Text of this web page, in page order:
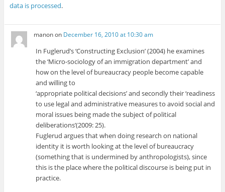
data is processed.
manonon December 16, 2010 at 10:30 am
In Fuglerud’s ‘Constructing Exclusion’ (2004) he examines
the ‘Micro-sociology of an immigration department’ and
how on the level of bureaucracy people become capable
and willing to
‘appropriate political decisions’ and secondly their ‘readiness
to use legal and administrative measures to avoid social and
moral issues being made the subject of political
deliberations’(2009: 25).
Fuglerud argues that when doing research on national
identity it is worth looking at the level of bureaucracy
(something that is undermined by anthropologists), since
this is the place where the political discourse is being put in
practice.